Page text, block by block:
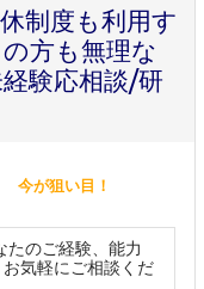
制度も利用す
方も無理な
験応相談/研
今が狙い目！
たのご経験、能力
気軽にご相談くだ